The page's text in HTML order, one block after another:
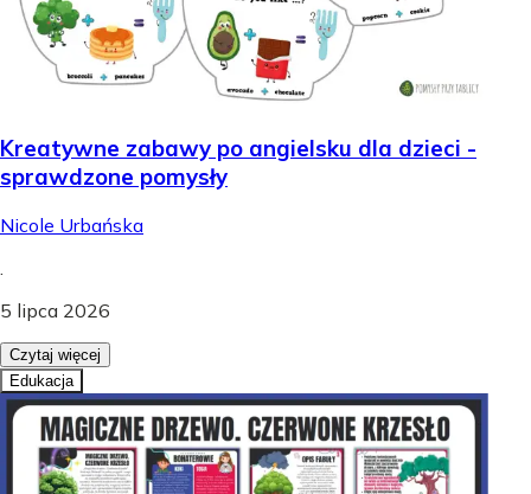
Kreatywne zabawy po angielsku dla dzieci -
sprawdzone pomysły
Nicole Urbańska
5 lipca 2026
Czytaj więcej
Edukacja